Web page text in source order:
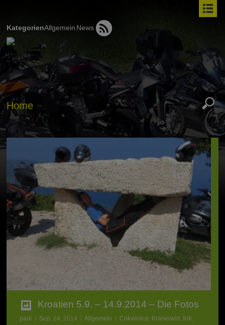
Home
KategorienAllgemein News
Kroatien 5.9. – 14.9.2014 – Die Fotos
paul Sep. 24, 2014 Allgemein Crikvenica Kranerwirt Krk